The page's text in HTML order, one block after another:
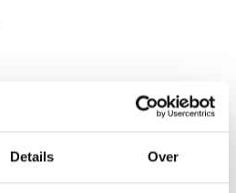
Details Over